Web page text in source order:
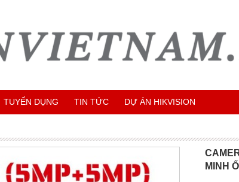
MINH
TUYỂN DỤNG TIN TỨC DỰ ÁN HIKVISION